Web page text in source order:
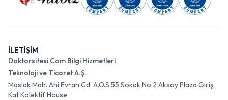
İLETİŞİM
Doktorsitesi Com Bilgi Hizmetleri
Teknoloji ve Ticaret A.Ş.
Maslak Mah. Ahi Evran Cd. A.O.S 55 Sokak No:2 Aksoy Plaza Giriş
Kat Kolektif House